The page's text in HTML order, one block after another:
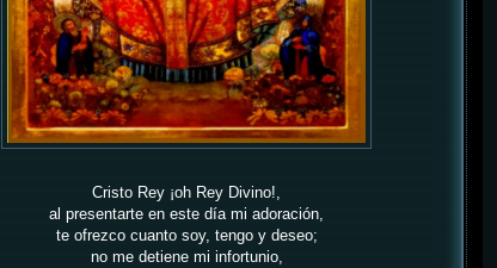
Cristo Rey ¡oh Rey Divino!,
al presentarte en este día mi adoración,
te ofrezco cuanto soy, tengo y deseo;
no me detiene mi infortunio,